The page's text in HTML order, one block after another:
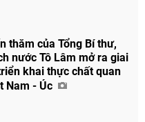
sẻ
thăm của Tổng Bí thư,
nước Tô Lâm mở ra giai
khai thực chất quan
Nam - Úc